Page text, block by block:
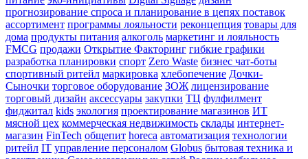
прогнозирование спроса и планирование в цепях поставок
ассортимент программы лояльности реконцепция товары для
дома продукты питания алкоголь маркетинг и лояльность
FMCG продажи Открытие Факторинг гибкие графики
разработка планировки спорт Zero Waste бизнес чат-боты
спортивный ритейл маркировка хлебопечение Дочки-
Сыночки торговое оборудование ЗОЖ лицензирование
торговый дизайн аксессуары закупки ТЦ фулфилмент
фиджитал kids экология проектирование магазинов ИТ
мясной цех коммерческая недвижимость склады интернет-
магазин FinTech общепит horeca автоматизация технологии
ритейл IT управление персоналом Globus бытовая техника и